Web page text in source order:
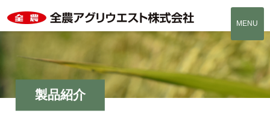
MENU
製品紹介